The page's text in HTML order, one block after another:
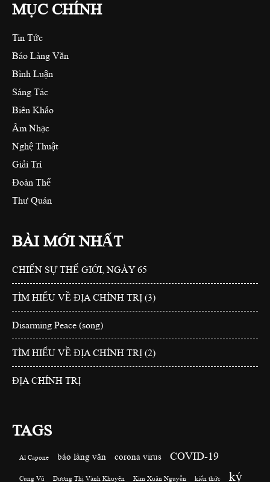
MỤC CHÍNH
Tin Tức
Báo Làng Văn
Bình Luận
Sáng Tác
Biên Khảo
Âm Nhạc
Nghệ Thuật
Giải Trí
Đoàn Thể
Thư Quán
BÀI MỚI NHẤT
CHIẾN SỰ THẾ GIỚI, NGÀY 65
TÌM HIỂU VỀ ĐỊA CHÍNH TRỊ (3)
Disarming Peace (song)
TÌM HIỂU VỀ ĐỊA CHÍNH TRỊ (2)
ĐỊA CHÍNH TRỊ
TAGS
Al Capone báo làng văn corona virus COVID-19
Cung Vũ Dương Thị Vành Khuyên Kim Xuân Nguyễn kiến thức ký